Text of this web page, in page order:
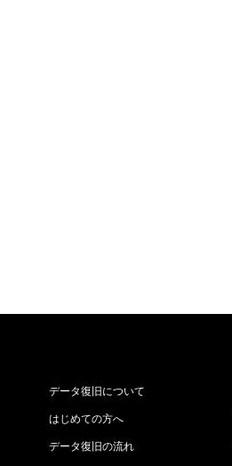
データ復旧について
はじめての方へ
データ復旧の流れ